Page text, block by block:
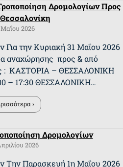
Δρομολογίων Προς
2026
Για την Κυριακή 31 Μαΐου 2026
αναχώρησης προς & από
: ΚΑΣΤΟΡΙΑ – ΘΕΣΣΑΛΟΝΙΚΗ
– 17:30 ΘΕΣΣΑΛΟΝΙΚΗ…
›
Δρομολογίων
2026
Την Παρασκευή 1η Μαΐου 2026